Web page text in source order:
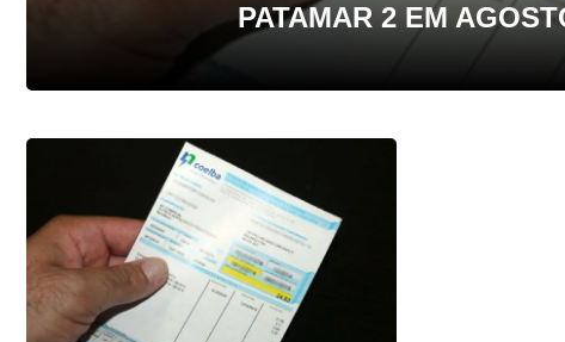
PATAMAR 2 EM